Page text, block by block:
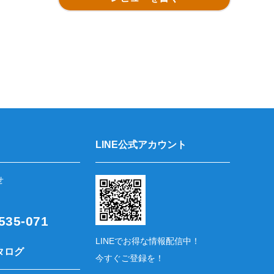
071
ログ
LINE公式アカウント
LINEでお得な情報配信中！
今すぐご登録を！